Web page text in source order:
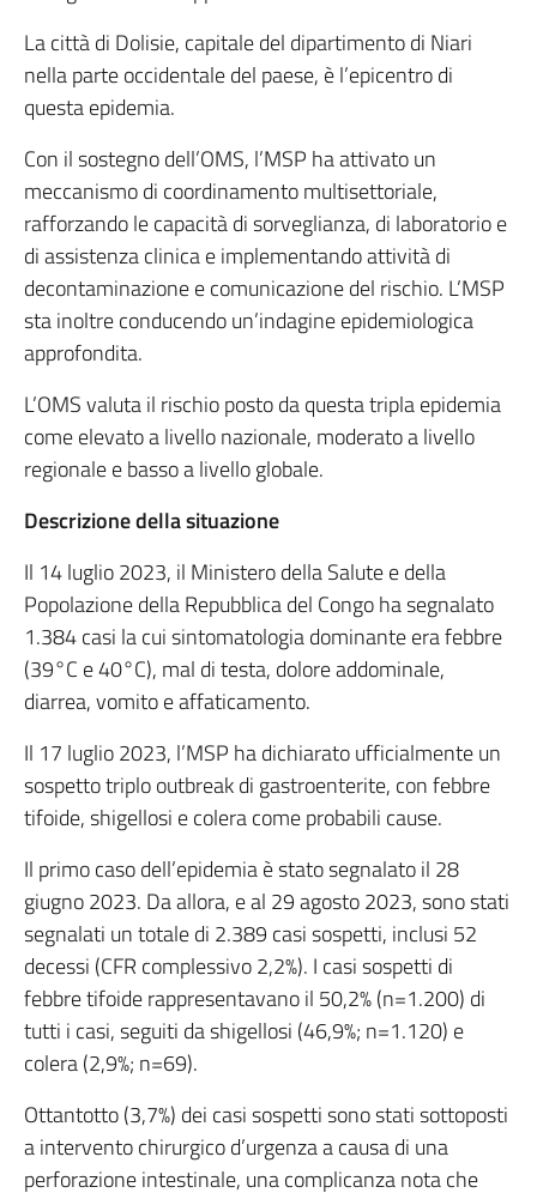
La città di Dolisie, capitale del dipartimento di Niari
nella parte occidentale del paese, è l’epicentro di
questa epidemia.
Con il sostegno dell’OMS, l’MSP ha attivato un
meccanismo di coordinamento multisettoriale,
rafforzando le capacità di sorveglianza, di laboratorio e
di assistenza clinica e implementando attività di
decontaminazione e comunicazione del rischio. L’MSP
sta inoltre conducendo un’indagine epidemiologica
approfondita.
L’OMS valuta il rischio posto da questa tripla epidemia
come elevato a livello nazionale, moderato a livello
regionale e basso a livello globale.
Descrizione della situazione
Il 14 luglio 2023, il Ministero della Salute e della
Popolazione della Repubblica del Congo ha segnalato
1.384 casi la cui sintomatologia dominante era febbre
(39°C e 40°C), mal di testa, dolore addominale,
diarrea, vomito e affaticamento.
Il 17 luglio 2023, l’MSP ha dichiarato ufficialmente un
sospetto triplo outbreak di gastroenterite, con febbre
tifoide, shigellosi e colera come probabili cause.
Il primo caso dell’epidemia è stato segnalato il 28
giugno 2023. Da allora, e al 29 agosto 2023, sono stati
segnalati un totale di 2.389 casi sospetti, inclusi 52
decessi (CFR complessivo 2,2%). I casi sospetti di
febbre tifoide rappresentavano il 50,2% (n=1.200) di
tutti i casi, seguiti da shigellosi (46,9%; n=1.120) e
colera (2,9%; n=69).
Ottantotto (3,7%) dei casi sospetti sono stati sottoposti
a intervento chirurgico d’urgenza a causa di una
perforazione intestinale, una complicanza nota che